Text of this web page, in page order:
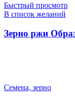
Быстрый просмотр
В список желаний
Зерно ржи
Семена, зерно